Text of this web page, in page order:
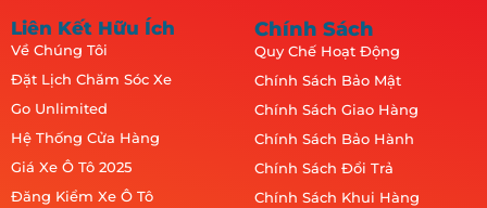
Liên Kết Hữu Ích
Về Chúng Tôi
Đặt Lịch Chăm Sóc Xe
Go Unlimited
Hệ Thống Cửa Hàng
Giá Xe Ô Tô 2025
Đăng Kiểm Xe Ô Tô
Chính Sách
Quy Chế Hoạt Động
Chính Sách Bảo Mật
Chính Sách Giao Hàng
Chính Sách Bảo Hành
Chính Sách Đổi Trả
Chính Sách Khui Hàng